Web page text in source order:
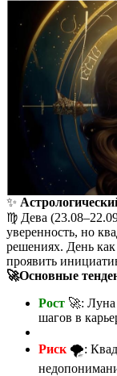
✨
♍️ Дева
уверенность, но
решениях. День
проявить
🚀Основные
Рост 🚀: Луна
шагов в
Риск 🌪️: